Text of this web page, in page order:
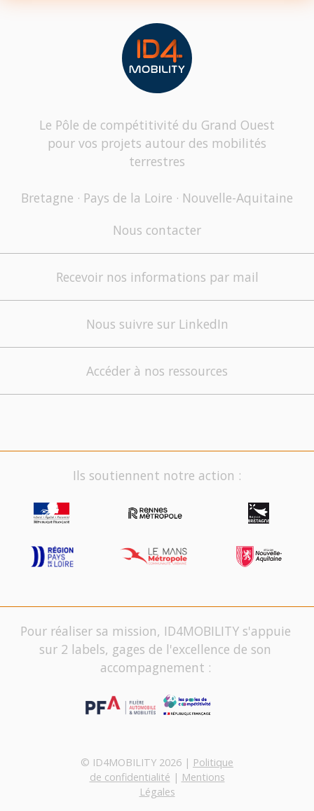
Le Pôle de compétitivité du Grand Ouest
pour vos projets autour des mobilités
terrestres
Bretagne · Pays de la Loire · Nouvelle-Aquitaine
Nous contacter
Recevoir nos informations par mail
Nous suivre sur LinkedIn
Accéder à nos ressources
Ils soutiennent notre action :
Pour réaliser sa mission, ID4MOBILITY s'appuie
sur 2 labels, gages de l'excellence de son
accompagnement :
© ID4MOBILITY 2026 | Politique
de confidentialité | Mentions
Légales